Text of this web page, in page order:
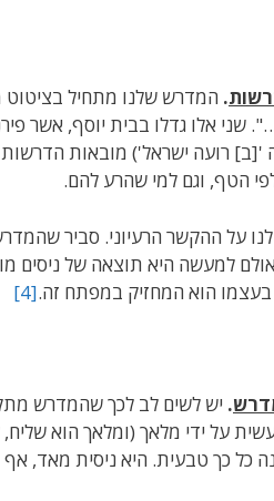
. המדרש שלנו מתחיל בציטוט
שני אלו גדלו בבית יוסף, אשר
'[ב] רועה ישראל') מובאות
הטף, וגם למי שהרע להם.
על ההקשר הרעיוני. סביר
למעשה היא תוצאה של ניסים
הוא המחזיק במפתח זה.[4]
. יש לשים לב לכך שהמדרש
על ידי מלאך (ומלאך הוא
כל כך טבעית. היא ניסית מאד, אף